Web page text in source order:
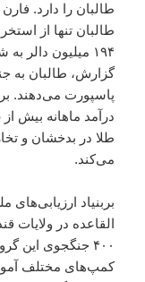
طالبان را دارد.
طالبان تنها از
۱۹۴ میلیون دالر
گزارش، طالبان به
پاسپورت می‌دهند.
طلا در بدخشان و
می‌کند.
القاعده در ولایات
کمپ‌های مختلف